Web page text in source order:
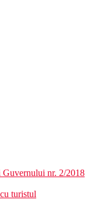
nr. 2/2018
turistul